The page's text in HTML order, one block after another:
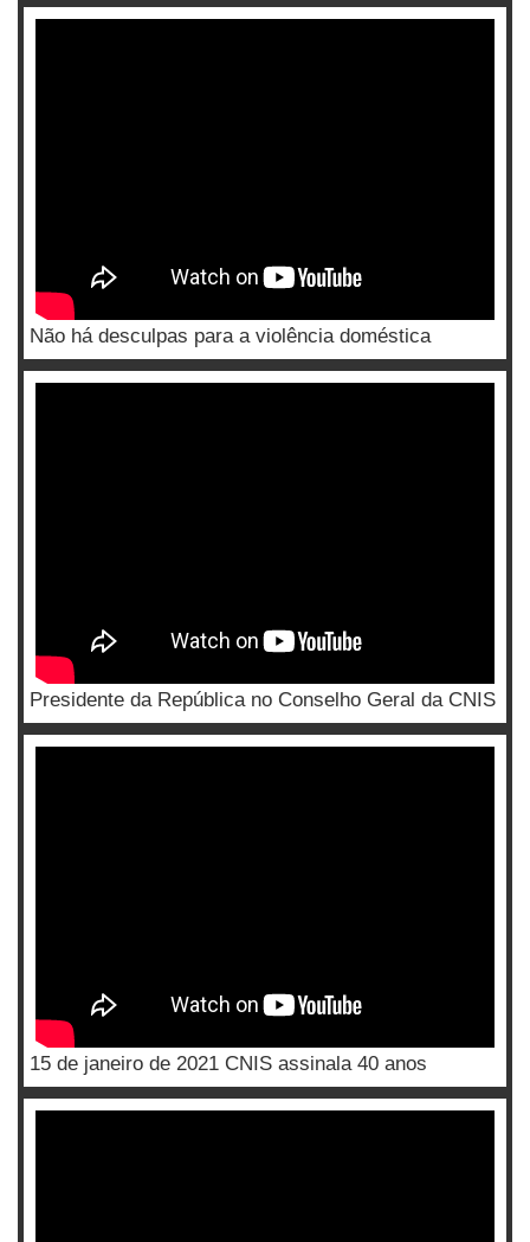
Não há desculpas para a violência doméstica
Presidente da República no Conselho Geral da CNIS
15 de janeiro de 2021 CNIS assinala 40 anos